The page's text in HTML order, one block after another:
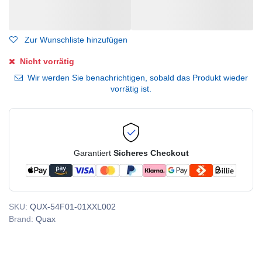
Zur Wunschliste hinzufügen
Nicht vorrätig
Wir werden Sie benachrichtigen, sobald das Produkt wieder
vorrätig ist.
Garantiert Sicheres Checkout
SKU: QUX-54F01-01XXL002
Brand: Quax